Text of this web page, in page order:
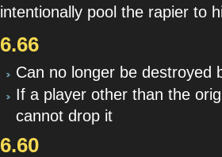
intentionally pool the rapier to
6.66
Can no longer be destroyed
If a player other than the
cannot drop it
6.60